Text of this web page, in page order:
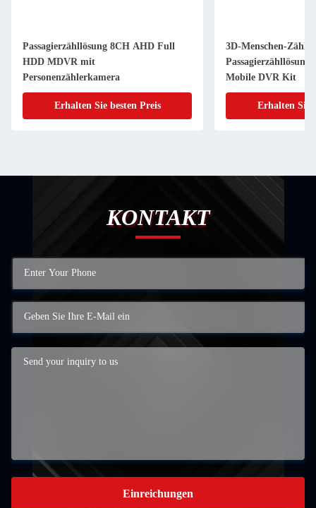
Passagierzähllösung 8CH AHD Full
HDD MDVR mit
Personenzählerkamera
Erhalten Sie besten Preis
3D-Menschen-
Mobile DVR Kit
Erhalten Sie
KONTAKT
Einreichungen